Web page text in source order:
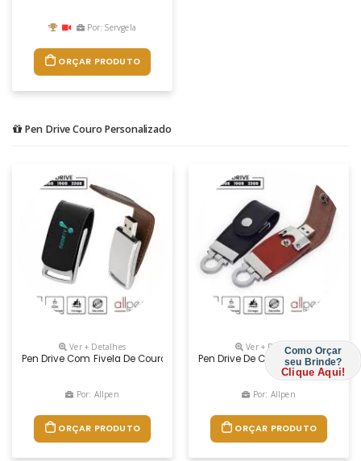
Por: Servgela
ORÇAR PRODUTO
Pen Drive Couro Personalizado
Ver + Detalhes
Pen Drive Com Fivela De Couro Costurada Com Ímã Para Fechamento
Por: Allpen
ORÇAR PRODUTO
Ver + Detalhes
Pen Drive De Couro Sintético
Por: Allpen
ORÇAR PRODUTO
Como Orçar
seu Brinde?
Clique Aqui!